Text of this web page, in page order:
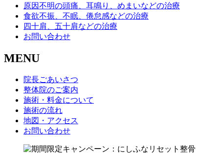
原因不明の頭痛、耳鳴り、めまいなどの治療
食欲不振、不眠、倦怠感などの治療
四十肩、五十肩などの治療
お問い合わせ
MENU
院長ごあいさつ
整体院のご案内
施術・料金について
施術の流れ
地図・アクセス
お問い合わせ